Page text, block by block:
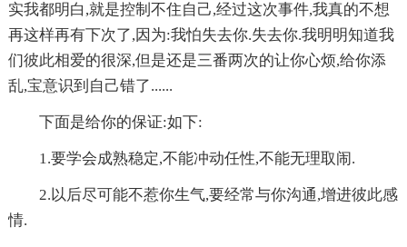
实我都明白,就是控制不住自己,经过这次事件,我真的不想
再这样再有下次了,因为:我怕失去你.失去你.我明明知道我
们彼此相爱的很深,但是还是三番两次的让你心烦,给你添
乱,宝意识到自己错了......
下面是给你的保证:如下:
1.要学会成熟稳定,不能冲动任性,不能无理取闹.
2.以后尽可能不惹你生气,要经常与你沟通,增进彼此感
情.